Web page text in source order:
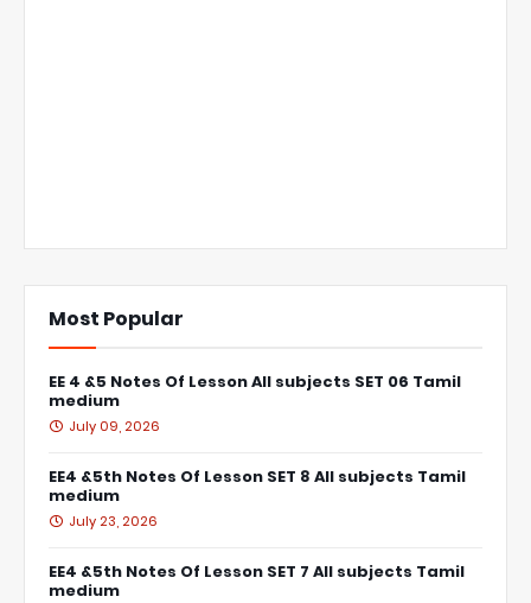
Most Popular
EE 4 &5 Notes Of Lesson All subjects SET 06 Tamil
medium
July 09, 2026
EE4 &5th Notes Of Lesson SET 8 All subjects Tamil
medium
July 23, 2026
EE4 &5th Notes Of Lesson SET 7 All subjects Tamil
medium